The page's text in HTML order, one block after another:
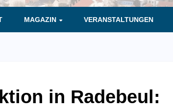
MAGAZIN VERANSTALTUNGEN
in Radebeul: